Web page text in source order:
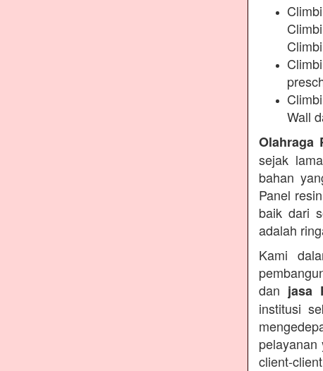
Wall
Olahraga
sejak
bahan
Panel
baik dari
adalah
Kami
dan jasa
institusi
client-